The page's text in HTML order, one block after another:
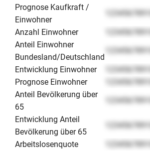
Prognose Kaufkraft /
Einwohner
12345678910
Anzahl Einwohner
12345678910
Anteil Einwohner
Bundesland/Deutschland
12345678910
Entwicklung Einwohner
12345678910
Prognose Einwohner
12345678910
Anteil Bevölkerung über
65
12345678910
Entwicklung Anteil
Bevölkerung über 65
12345678910
Arbeitslosenquote
12345678910